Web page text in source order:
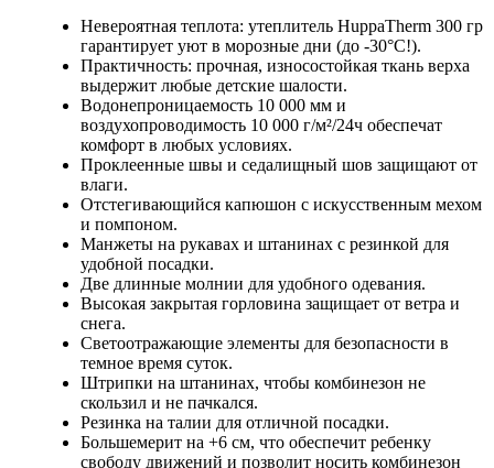
Невероятная теплота: утеплитель HuppaTherm 300 гр
гарантирует уют в морозные дни (до -30°C!).
Практичность: прочная, износостойкая ткань верха
выдержит любые детские шалости.
Водонепроницаемость 10 000 мм и
воздухопроводимость 10 000 г/м²/24ч обеспечат
комфорт в любых условиях.
Проклеенные швы и седалищный шов защищают от
влаги.
Отстегивающийся капюшон с искусственным мехом
и помпоном.
Манжеты на рукавах и штанинах с резинкой для
удобной посадки.
Две длинные молнии для удобного одевания.
Высокая закрытая горловина защищает от ветра и
снега.
Светоотражающие элементы для безопасности в
темное время суток.
Штрипки на штанинах, чтобы комбинезон не
скользил и не пачкался.
Резинка на талии для отличной посадки.
Большемерит на +6 см, что обеспечит ребенку
свободу движений и позволит носить комбинезон